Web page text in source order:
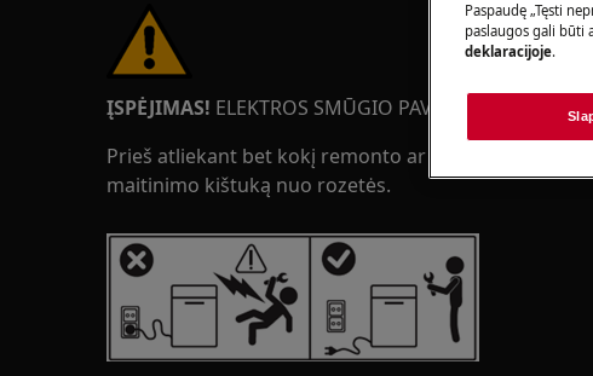
ĮSPĖJIMAS! ELEKTROS SMŪGIO PAVOJUS
Prieš atliekant bet kokį remonto ar priežiūros darbą,
maitinimo kištuką nuo rozetės.
Paspaudę „Tęsti
paslaugos gali būti
deklaracijoje.